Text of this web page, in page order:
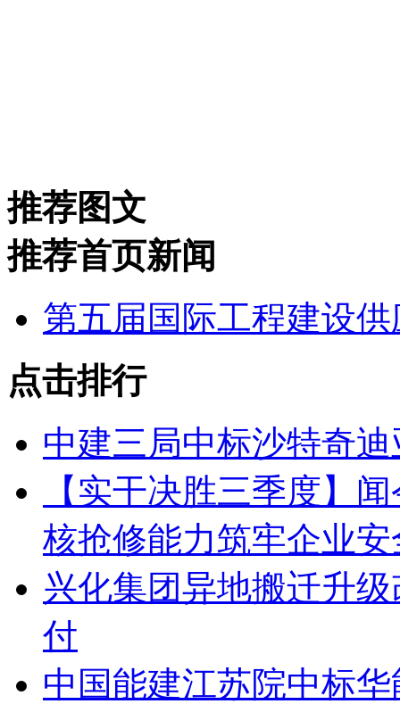
推荐图文
推荐首页新闻
第五届国际工程建设
点击排行
中建三局中标沙特奇
【实干决胜三季度】
核抢修能力筑牢企业
兴化集团异地搬迁升
付
中国能建江苏院中标